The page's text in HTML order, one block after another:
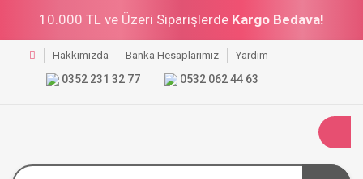
10.000 TL ve Üzeri Siparişlerde Kargo Bedava!
Hakkımızda Banka Hesaplarımız Yardım
0352 231 32 77 0532 062 44 63